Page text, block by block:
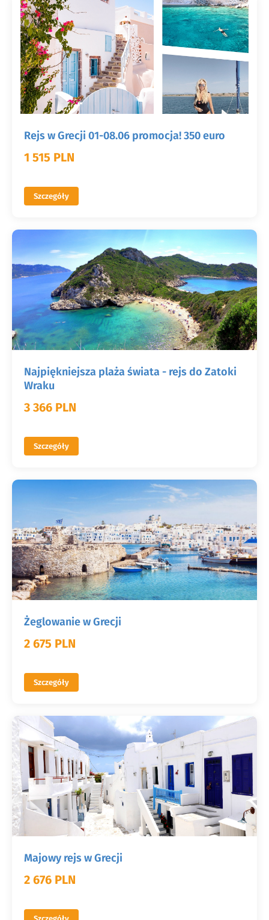
Rejs w Grecji 01-08.06 promocja! 350 euro
1 515 PLN
Szczegóły
Najpiękniejsza plaża świata - rejs do Zatoki
Wraku
3 366 PLN
Szczegóły
Żeglowanie w Grecji
2 675 PLN
Szczegóły
Majowy rejs w Grecji
2 676 PLN